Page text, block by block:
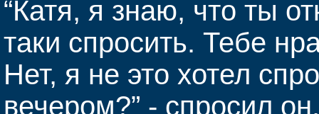
“Катя, я знаю, что ты
таки спросить. Тебе
Нет, я не это хотел
вечером?” - спросил